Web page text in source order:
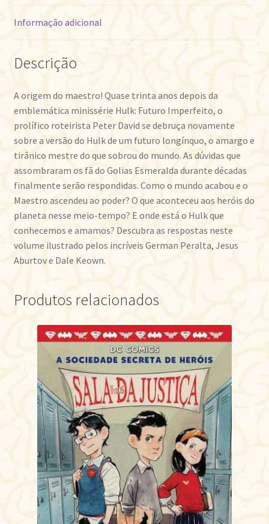
Informação adicional
Descrição
A origem do maestro! Quase trinta anos depois da
emblemática minissérie Hulk: Futuro Imperfeito, o
prolífico roteirista Peter David se debruça novamente
sobre a versão do Hulk de um futuro longínquo, o amargo e
tirânico mestre do que sobrou do mundo. As dúvidas que
assombraram os fã do Golias Esmeralda durante décadas
finalmente serão respondidas. Como o mundo acabou e o
Maestro ascendeu ao poder? O que aconteceu aos heróis do
planeta nesse meio-tempo? E onde está o Hulk que
conhecemos e amamos? Descubra as respostas neste
volume ilustrado pelos incríveis German Peralta, Jesus
Aburtov e Dale Keown.
Produtos relacionados